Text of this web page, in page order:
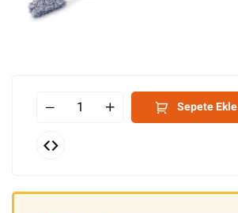
Sepete Ekle